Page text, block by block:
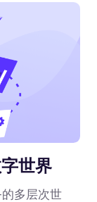
世界
多层次世